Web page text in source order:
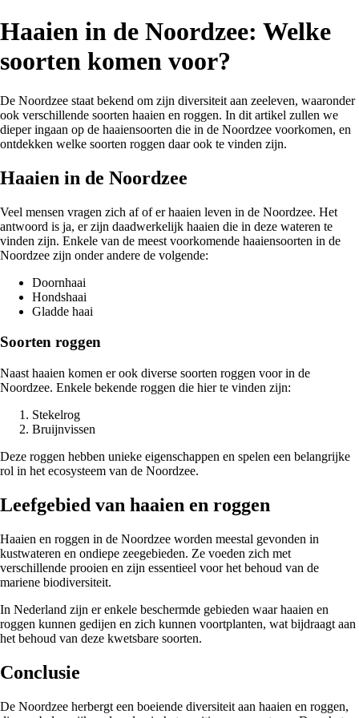
Haaien in de Noordzee: Welke
soorten komen voor?
De Noordzee staat bekend om zijn diversiteit aan zeeleven, waaronder
ook verschillende soorten haaien en roggen. In dit artikel zullen we
dieper ingaan op de haaiensoorten die in de Noordzee voorkomen, en
ontdekken welke soorten roggen daar ook te vinden zijn.
Haaien in de Noordzee
Veel mensen vragen zich af of er haaien leven in de Noordzee. Het
antwoord is ja, er zijn daadwerkelijk haaien die in deze wateren te
vinden zijn. Enkele van de meest voorkomende haaiensoorten in de
Noordzee zijn onder andere de volgende:
Doornhaai
Hondshaai
Gladde haai
Soorten roggen
Naast haaien komen er ook diverse soorten roggen voor in de
Noordzee. Enkele bekende roggen die hier te vinden zijn:
Stekelrog
Bruijnvissen
Deze roggen hebben unieke eigenschappen en spelen een belangrijke
rol in het ecosysteem van de Noordzee.
Leefgebied van haaien en roggen
Haaien en roggen in de Noordzee worden meestal gevonden in
kustwateren en ondiepe zeegebieden. Ze voeden zich met
verschillende prooien en zijn essentieel voor het behoud van de
mariene biodiversiteit.
In Nederland zijn er enkele beschermde gebieden waar haaien en
roggen kunnen gedijen en zich kunnen voortplanten, wat bijdraagt aan
het behoud van deze kwetsbare soorten.
Conclusie
De Noordzee herbergt een boeiende diversiteit aan haaien en roggen,